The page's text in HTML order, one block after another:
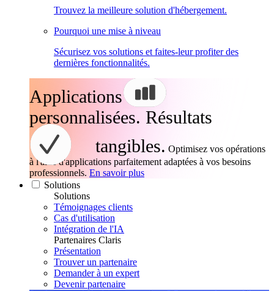
Trouvez la meilleure solution d'hébergement.
Pourquoi une mise à niveau
Sécurisez vos solutions et faites-leur profiter des
dernières fonctionnalités.
Applications
personnalisées. Résultats
tangibles. Optimisez vos opérations
à l'aide d'applications parfaitement adaptées à vos besoins
professionnels. En savoir plus
Solutions
Solutions
Témoignages clients
Cas d'utilisation
Intégration de l'IA
Partenaires Claris
Présentation
Trouver un partenaire
Demander à un expert
Devenir partenaire